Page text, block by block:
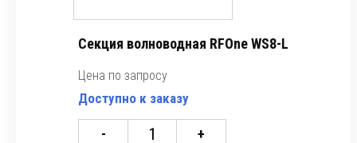
Секция волноводная RFOne WS8-L
Цена по запросу
Доступно к заказу
- +